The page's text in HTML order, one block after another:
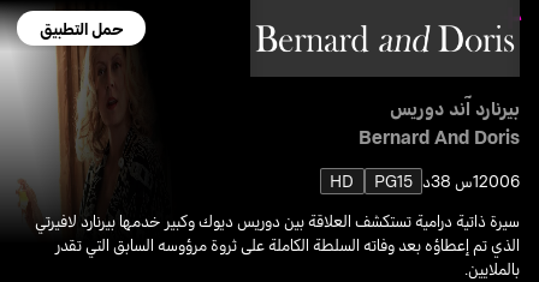
حمل التطبيق
بيرنارد آند دوريس
Bernard And Doris
20061س 38د PG15
HD
سيرة ذاتية درامية تستكشف العلاقة بين دوريس ديوك وكبير خدمها بيرنارد لافيرتي
الذي تم إعطاؤه بعد وفاته السلطة الكاملة على ثروة مرؤوسه السابق التي تقدر
بالملايين.